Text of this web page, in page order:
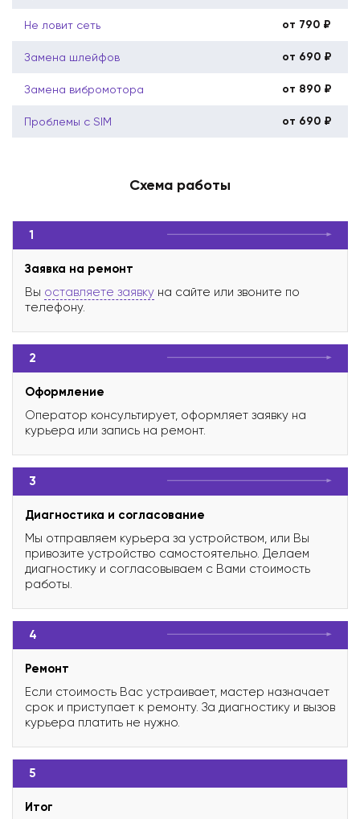
Не ловит сеть от 790 ₽
Замена шлейфов от 690 ₽
Замена вибромотора от 890 ₽
Проблемы с SIM от 690 ₽
Схема работы
1
Заявка на ремонт
Вы оставляете заявку на сайте или звоните по
телефону.
2
Оформление
Оператор консультирует, оформляет заявку на
курьера или запись на ремонт.
3
Диагностика и согласование
Мы отправляем курьера за устройством, или Вы
привозите устройство самостоятельно. Делаем
диагностику и согласовываем с Вами стоимость
работы.
4
Ремонт
Если стоимость Вас устраивает, мастер назначает
срок и приступает к ремонту. За диагностику и вызов
курьера платить не нужно.
5
Итог